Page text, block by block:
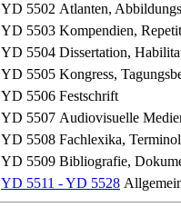
YD 5502 Atlanten,
YD 5503 Kompendien,
YD 5504 Dissertation,
YD 5505 Kongress,
YD 5506 Festschrift
YD 5507 Audiovisuelle
YD 5508 Fachlexika,
YD 5509 Bibliografie,
YD 5511 - YD 5528